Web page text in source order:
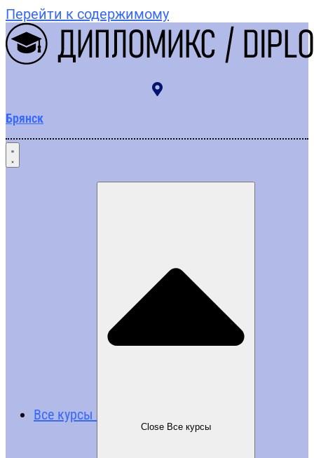
Перейти к содержимому
Брянск
Все курсы
Close Все курсы